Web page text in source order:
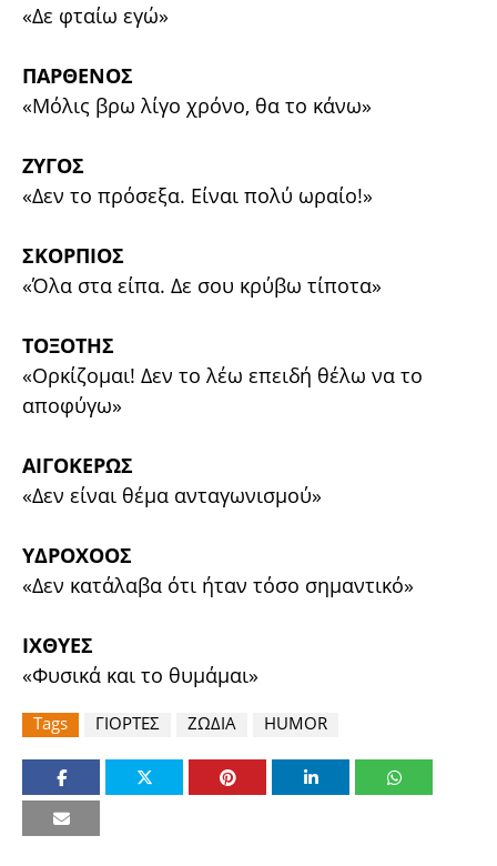
«Δε φταίω εγώ»
ΠΑΡΘΕΝΟΣ
«Μόλις βρω λίγο χρόνο, θα το κάνω»
ΖΥΓΟΣ
«Δεν το πρόσεξα. Είναι πολύ ωραίο!»
ΣΚΟΡΠΙΟΣ
«Όλα στα είπα. Δε σου κρύβω τίποτα»
ΤΟΞΟΤΗΣ
«Ορκίζομαι! Δεν το λέω επειδή θέλω να το
αποφύγω»
ΑΙΓΟΚΕΡΩΣ
«Δεν είναι θέμα ανταγωνισμού»
ΥΔΡΟΧΟΟΣ
«Δεν κατάλαβα ότι ήταν τόσο σημαντικό»
ΙΧΘΥΕΣ
«Φυσικά και το θυμάμαι»
Tags ΓΙΟΡΤΕΣ ΖΩΔΙΑ HUMOR